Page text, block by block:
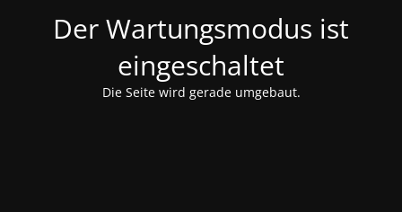
Der Wartungsmodus ist
eingeschaltet
Die Seite wird gerade umgebaut.